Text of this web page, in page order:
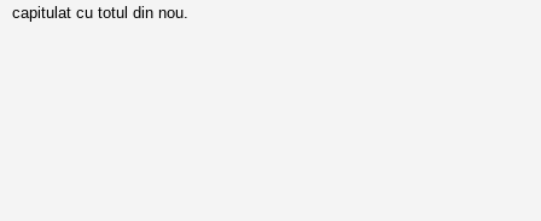
capitulat cu totul din nou.